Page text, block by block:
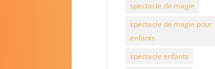
spectacle de magie
spectacle de magie pour
enfants
spectacle enfants